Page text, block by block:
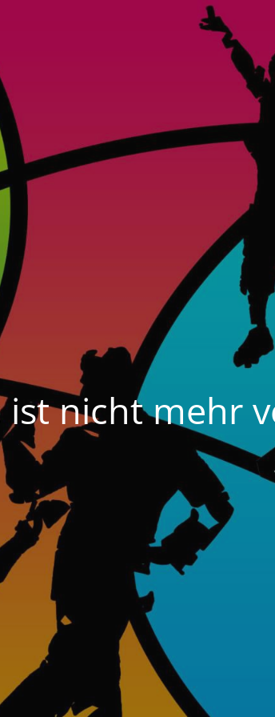
ist nicht mehr